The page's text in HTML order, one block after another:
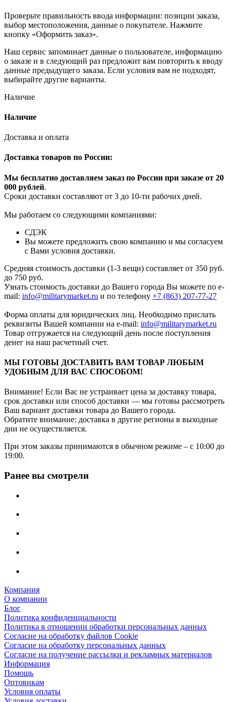
Проверьте правильность ввода информации: позиции заказа,
выбор местоположения, данные о покупателе. Нажмите
кнопку «Оформить заказ».
Наш сервис запоминает данные о пользователе, информацию
о заказе и в следующий раз предложит вам повторить к вводу
данные предыдущего заказа. Если условия вам не подходят,
выбирайте другие варианты.
Наличие
Наличие
Доставка и оплата
Доставка товаров по России:
Мы бесплатно доставляем заказ по России при заказе от 20
000 рублей.
Сроки доставки составляют от 3 до 10-ти рабочих дней.
Мы работаем со следующими компаниями:
СДЭК
Вы можете предложить свою компанию и мы согласуем
с Вами условия доставки.
Средняя стоимость доставки (1-3 вещи) составляет от 350 руб.
до 750 руб.
Узнать стоимость доставки до Вашего города Вы можете по e-
mail: info@militarymarket.ru и по телефону +7 (863) 207-77-27
Форма оплаты для юридических лиц. Необходимо прислать
реквизиты Вашей компании на е-mail: info@militarymarket.ru
Товар отгружается на следующий день после поступления
денег на наш расчетный счет.
МЫ ГОТОВЫ ДОСТАВИТЬ ВАМ ТОВАР ЛЮБЫМ
УДОБНЫМ ДЛЯ ВАС СПОСОБОМ!
Внимание! Если Вас не устраивает цена за доставку товара,
срок доставки или способ доставки — мы готовы рассмотреть
Ваш вариант доставки товара до Вашего города.
Обратите внимание: доставка в другие регионы в выходные
дни не осуществляется.
При этом заказы принимаются в обычном режиме – с 10:00 до
19:00.
Ранее вы смотрели
Компания
О компании
Блог
Политика конфиденциальности
Политика в отношении обработки персональных данных
Согласие на обработку файлов Cookie
Согласие на обработку персональных данных
Согласие на получение рассылки и рекламных материалов
Информация
Помощь
Оптовикам
Условия оплаты